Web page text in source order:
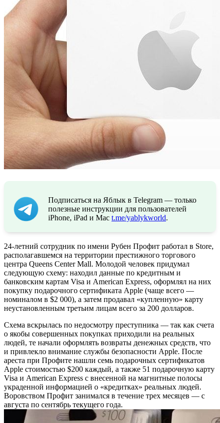
Подписаться на Яблык в Telegram — только
полезные инструкции для пользователей
iPhone, iPad и Mac t.me/yablykworld.
24-летний сотрудник по имени Рубен Профит работал в Store,
располагавшемся на территории престижного торгового
центра Queens Center Mall. Молодой человек придумал
следующую схему: находил данные по кредитным и
банковским картам Visa и American Express, оформлял на них
покупку подарочного сертификата Apple (чаще всего —
номиналом в $2 000), а затем продавал «купленную» карту
неустановленным третьим лицам всего за 200 долларов.
Схема вскрылась по недосмотру преступника — так как счета
о якобы совершенных покупках приходили на реальных
людей, те начали оформлять возвраты денежных средств, что
и привлекло внимание службы безопасности Apple. После
ареста при Профите нашли семь подарочных сертификатов
Apple стоимостью $200 каждый, а также 51 подарочную карту
Visa и American Express с внесенной на магнитные полосы
украденной информацией о «кредитках» реальных людей.
Воровством Профит занимался в течение трех месяцев — с
августа по сентябрь текущего года.